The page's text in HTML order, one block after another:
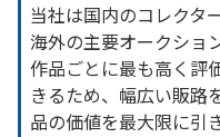
当社は国内のコレクタ
海外の主要オークショ
作品ごとに最も高く評
きるため、幅広い販路
品の価値を最大限に引